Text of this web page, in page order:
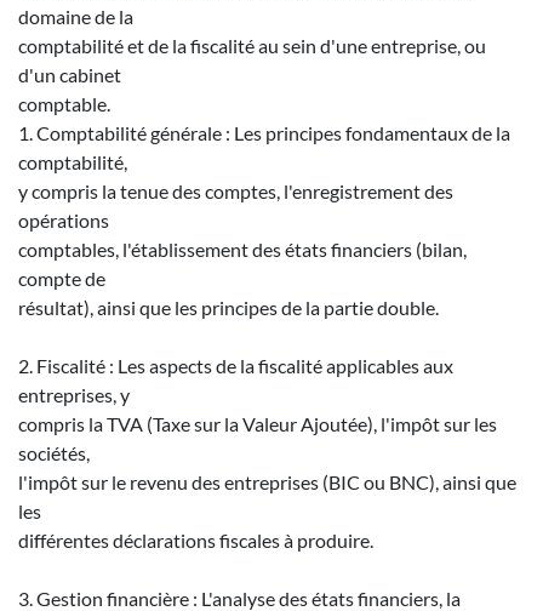
domaine de la
comptabilité et de la fiscalité au sein d'une entreprise, ou
d'un cabinet
comptable.
1. Comptabilité générale : Les principes fondamentaux de la
comptabilité,
y compris la tenue des comptes, l'enregistrement des
opérations
comptables, l'établissement des états financiers (bilan,
compte de
résultat), ainsi que les principes de la partie double.
2. Fiscalité : Les aspects de la fiscalité applicables aux
entreprises, y
compris la TVA (Taxe sur la Valeur Ajoutée), l'impôt sur les
sociétés,
l'impôt sur le revenu des entreprises (BIC ou BNC), ainsi que
les
différentes déclarations fiscales à produire.
3. Gestion financière : L'analyse des états financiers, la